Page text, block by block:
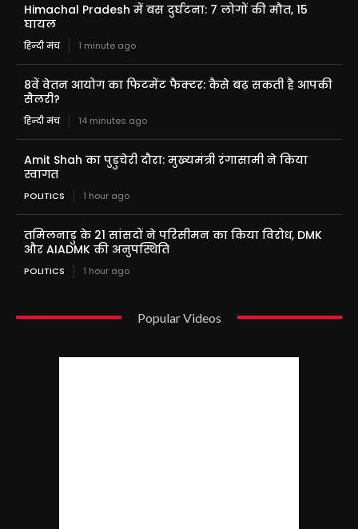
Himachal Pradesh में बस दुर्घटना: 7 लोगों की मौत, 15
घायल
हिन्दी मंच 1 minute ago
8वें वेतन आयोग का फिटमेंट फैक्टर: कैसे बढ़ सकती है आपकी
सैलरी?
हिन्दी मंच 14 minutes ago
Amit Shah का पुडुचेरी दौरा: मुख्यमंत्री रंगासामी ने किया
स्वागत
POLITICS 1 hour ago
तमिलनाडु के 21 सांसदों ने परिसीमन का किया विरोध, DMK
और AIADMK की अनुपस्थिति
POLITICS 1 hour ago
Popular Videos